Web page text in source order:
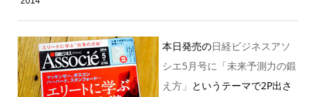
本日発売の日経ビジネスアソ
シエ5月号に「未来予測力の鍛
え方」 というテーマで2P出さ